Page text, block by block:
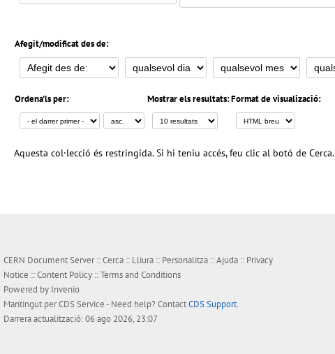
Afegit/modificat des de:
Ordena'ls per: Mostrar els resultats:Format de visualizació:
Aquesta col·lecció és restringida. Si hi teniu accés, feu clic al botó de Cerca.
CERN Document Server ::Cerca :: Lliura :: Personalitza ::Ajuda :: Privacy
Notice ::Content Policy ::Terms and Conditions
Powered by Invenio
Mantingut perCDS Service- Need help? ContactCDS Support.
Darrera actualització: 06 ago 2026, 23:07